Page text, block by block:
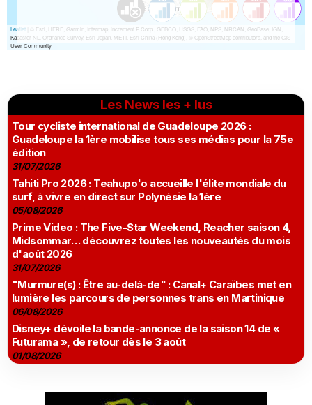
Les News les + lus
Tour cycliste international de Guadeloupe 2026 :
Guadeloupe la 1ère mobilise tous ses médias pour la 75e
édition
31/07/2026
Tahiti Pro 2026 : Teahupo'o accueille l'élite mondiale du
surf, à vivre en direct sur Polynésie la 1ère
05/08/2026
Prime Video : The Five-Star Weekend, Reacher saison 4,
Midsommar… découvrez toutes les nouveautés du mois
d'août 2026
31/07/2026
"Murmure(s) : Être au-delà-de" : Canal+ Caraïbes met en
lumière les parcours de personnes trans en Martinique
06/08/2026
Disney+ dévoile la bande-annonce de la saison 14 de «
Futurama », de retour dès le 3 août
01/08/2026